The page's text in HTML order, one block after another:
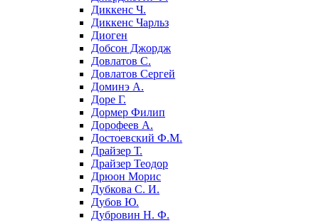
Диккенс Ч.
Диккенс Чарльз
Диоген
Добсон Джордж
Довлатов С.
Довлатов Сергей
Доминэ А.
Доре Г.
Дормер Филип
Дорофеев А.
Достоевский Ф.М.
Драйзер Т.
Драйзер Теодор
Дрюон Морис
Дубкова С. И.
Дубов Ю.
Дубровин Н. Ф.